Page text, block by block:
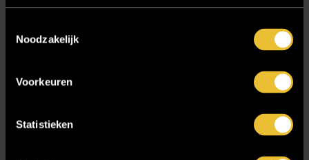
Noodzakelijk
Voorkeuren
Statistieken
SIDN
TV lift